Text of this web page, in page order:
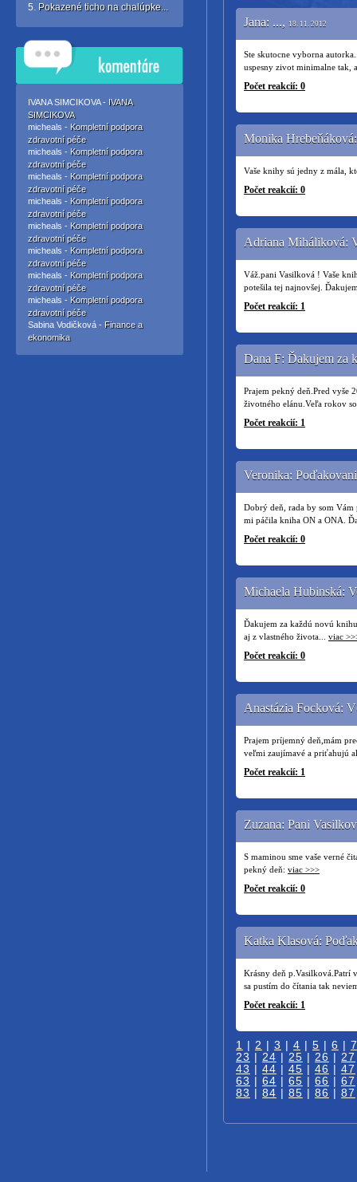
Pokazené ticho na chalúpke...
IVANA SIMCIKOVA - IVANA
SIMCIKOVA
micheals - Kompletní podpora
zdravotní péče
micheals - Kompletní podpora
zdravotní péče
micheals - Kompletní podpora
zdravotní péče
micheals - Kompletní podpora
zdravotní péče
micheals - Kompletní podpora
zdravotní péče
micheals - Kompletní podpora
zdravotní péče
micheals - Kompletní podpora
zdravotní péče
micheals - Kompletní podpora
zdravotní péče
Sabina Vodičková - Finance a
ekonomika
Jana: ..., 18. 11. 2012
Ste skutocne vyborna
uspesny zivot minimalne tak,
Počet reakcií: 0
Monika
Vaše knihy sú jedny z mála,
Počet reakcií: 0
Adriana Miháliková:
Váž.pani Vasilková ! Vaše
potešila tej najnovšej.
Počet reakcií: 1
Dana F: Ďakujem za
Prajem pekný deň.Pred vyše
životného elánu.Veľa rokov
Počet reakcií: 1
Veronika:
Dobrý deň, rada by som Vám
mi páčila kniha ON a ONA.
Počet reakcií: 0
Michaela Hubinská:
Ďakujem za každú novú
aj z vlastného života... viac
Počet reakcií: 0
Anastázia Focková:
Prajem príjemný deň,mám
veľmi zaujímavé a priťahujú
Počet reakcií: 1
Zuzana: Pani
S maminou sme vaše verné
pekný deň: viac >>>
Počet reakcií: 0
Katka Klasová:
Krásny deň p.Vasilková.Patrí
sa pustím do čítania tak
Počet reakcií: 1
1 | 2 | 3 | 4 | 5 | 6 | 7
23 | 24 | 25 | 26 | 27
43 | 44 | 45 | 46 | 47
63 | 64 | 65 | 66 | 67
83 | 84 | 85 | 86 | 87